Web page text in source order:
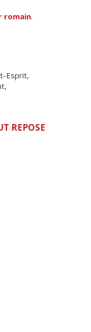
romain.
Esprit,
REPOSE